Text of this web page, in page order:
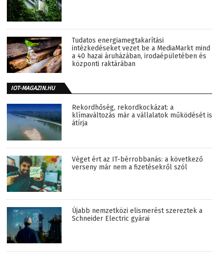
Tudatos energiamegtakarítási
intézkedéseket vezet be a MediaMarkt mind
a 40 hazai áruházában, irodaépületében és
központi raktárában
IOT-MAGAZIN.HU
Rekordhőség, rekordkockázat: a
klímaváltozás már a vállalatok működését is
átírja
Véget ért az IT-bérrobbanás: a következő
verseny már nem a fizetésekről szól
Újabb nemzetközi elismerést szereztek a
Schneider Electric gyárai